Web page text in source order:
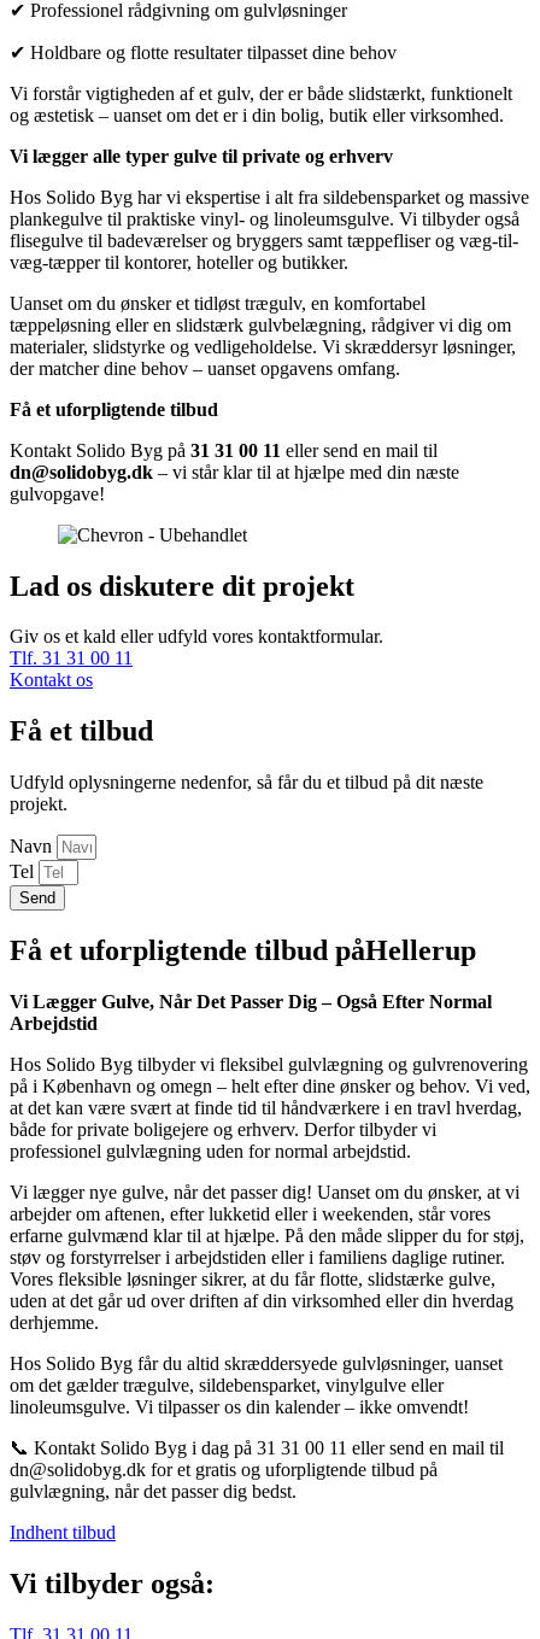
✔ Professionel rådgivning om gulvløsninger
✔ Holdbare og flotte resultater tilpasset dine behov
Vi forstår vigtigheden af et gulv, der er både slidstærkt, funktionelt
og æstetisk – uanset om det er i din bolig, butik eller virksomhed.
Vi lægger alle typer gulve til private og erhverv
Hos Solido Byg har vi ekspertise i alt fra sildebensparket og massive
plankegulve til praktiske vinyl- og linoleumsgulve. Vi tilbyder også
flisegulve til badeværelser og bryggers samt tæppefliser og væg-til-
væg-tæpper til kontorer, hoteller og butikker.
Uanset om du ønsker et tidløst trægulv, en komfortabel
tæppeløsning eller en slidstærk gulvbelægning, rådgiver vi dig om
materialer, slidstyrke og vedligeholdelse. Vi skræddersyr løsninger,
der matcher dine behov – uanset opgavens omfang.
Få et uforpligtende tilbud
Kontakt Solido Byg på 31 31 00 11 eller send en mail til
dn@solidobyg.dk – vi står klar til at hjælpe med din næste
gulvopgave!
Lad os diskutere dit projekt
Giv os et kald eller udfyld vores kontaktformular.
Tlf. 31 31 00 11
Kontakt os
Få et tilbud
Udfyld oplysningerne nedenfor, så får du et tilbud på dit næste
projekt.
Navn
Tel
Send
Få et uforpligtende tilbud påHellerup
Vi Lægger Gulve, Når Det Passer Dig – Også Efter Normal
Arbejdstid
Hos Solido Byg tilbyder vi fleksibel gulvlægning og gulvrenovering
på i København og omegn – helt efter dine ønsker og behov. Vi ved,
at det kan være svært at finde tid til håndværkere i en travl hverdag,
både for private boligejere og erhverv. Derfor tilbyder vi
professionel gulvlægning uden for normal arbejdstid.
Vi lægger nye gulve, når det passer dig! Uanset om du ønsker, at vi
arbejder om aftenen, efter lukketid eller i weekenden, står vores
erfarne gulvmænd klar til at hjælpe. På den måde slipper du for støj,
støv og forstyrrelser i arbejdstiden eller i familiens daglige rutiner.
Vores fleksible løsninger sikrer, at du får flotte, slidstærke gulve,
uden at det går ud over driften af din virksomhed eller din hverdag
derhjemme.
Hos Solido Byg får du altid skræddersyede gulvløsninger, uanset
om det gælder trægulve, sildebensparket, vinylgulve eller
linoleumsgulve. Vi tilpasser os din kalender – ikke omvendt!
📞 Kontakt Solido Byg i dag på 31 31 00 11 eller send en mail til
dn@solidobyg.dk for et gratis og uforpligtende tilbud på
gulvlægning, når det passer dig bedst.
Indhent tilbud
Vi tilbyder også:
Tlf. 31 31 00 11